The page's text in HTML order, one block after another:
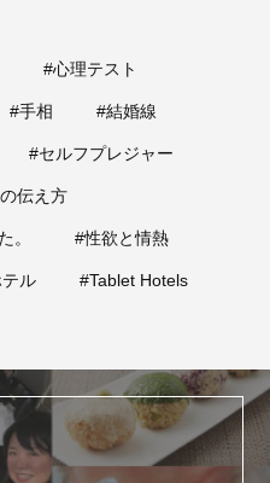
#心理テスト
#手相 #結婚線
#セルフプレジャー
伝え方
。 #性欲と情熱
ル #Tablet Hotels